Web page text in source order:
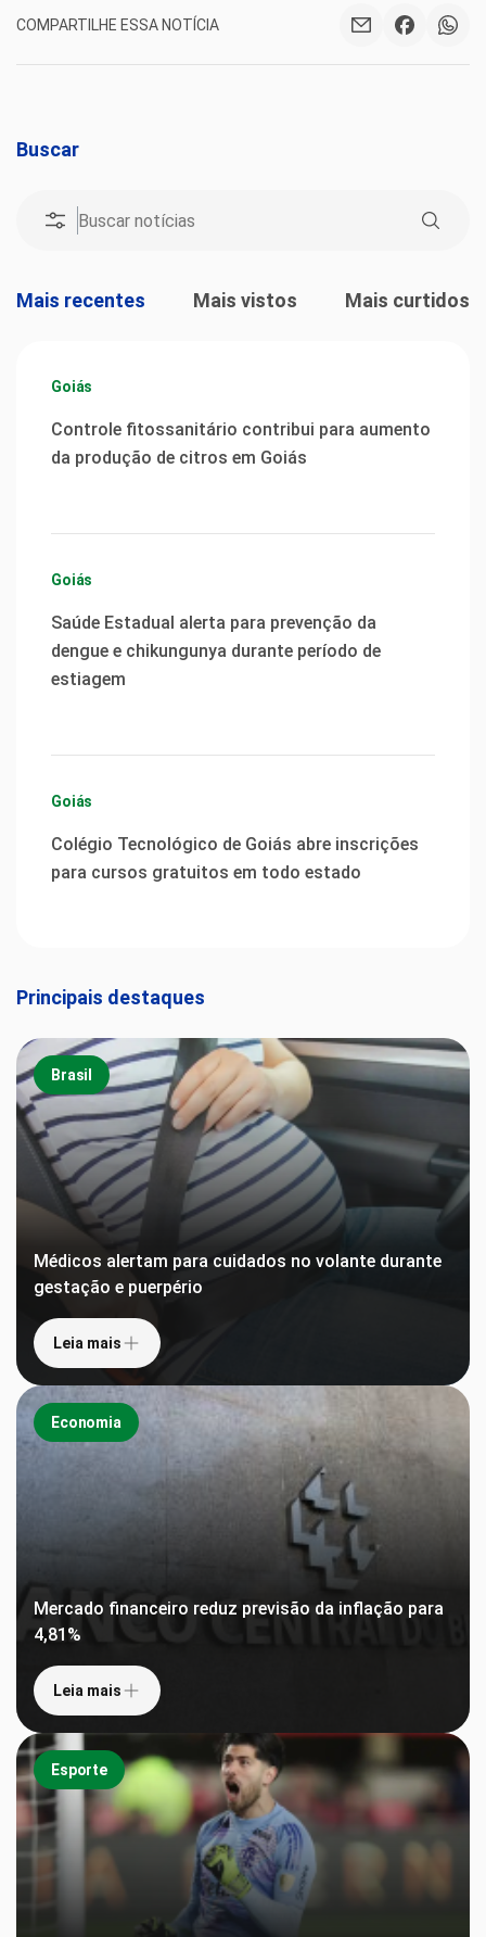
COMPARTILHE ESSA NOTÍCIA
Buscar
Mais recentes Mais vistos Mais curtidos
Goiás
Controle fitossanitário contribui para aumento
da produção de citros em Goiás
Goiás
Saúde Estadual alerta para prevenção da
dengue e chikungunya durante período de
estiagem
Goiás
Colégio Tecnológico de Goiás abre inscrições
para cursos gratuitos em todo estado
Principais destaques
Brasil
Médicos alertam para cuidados no volante durante
gestação e puerpério
Leia mais
Economia
Mercado financeiro reduz previsão da inflação para
4,81%
Leia mais
Esporte